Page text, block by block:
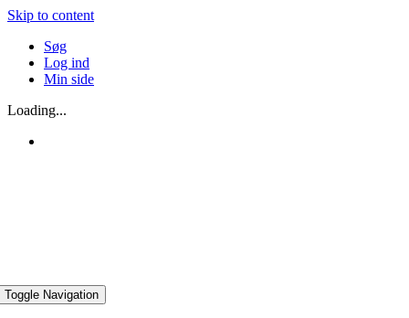
Skip to content
Søg
Log ind
Min side
Loading...
Toggle Navigation